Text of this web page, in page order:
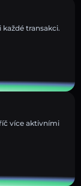
transakci.
více aktivními